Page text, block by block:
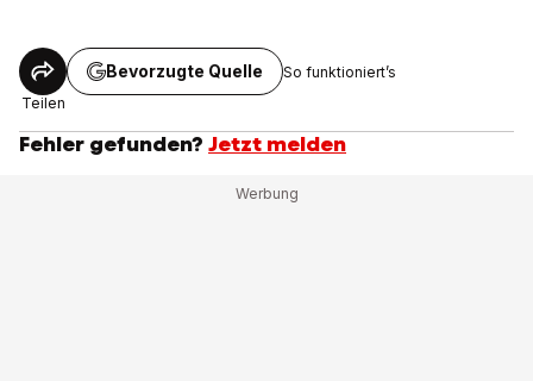
Teilen
Bevorzugte Quelle So funktioniert’s
Fehler gefunden? Jetzt melden